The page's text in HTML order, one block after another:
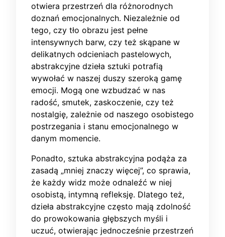
otwiera przestrzeń dla różnorodnych
doznań emocjonalnych. Niezależnie od
tego, czy tło obrazu jest pełne
intensywnych barw, czy też skąpane w
delikatnych odcieniach pastelowych,
abstrakcyjne dzieła sztuki potrafią
wywołać w naszej duszy szeroką gamę
emocji. Mogą one wzbudzać w nas
radość, smutek, zaskoczenie, czy też
nostalgię, zależnie od naszego osobistego
postrzegania i stanu emocjonalnego w
danym momencie.
Ponadto, sztuka abstrakcyjna podąża za
zasadą „mniej znaczy więcej”, co sprawia,
że każdy widz może odnaleźć w niej
osobistą, intymną refleksję. Dlatego też,
dzieła abstrakcyjne często mają zdolność
do prowokowania głębszych myśli i
uczuć, otwierając jednocześnie przestrzeń